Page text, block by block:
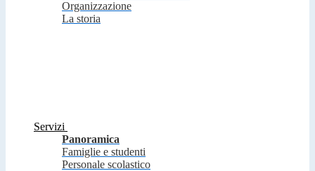
Organizzazione
La storia
Servizi
Panoramica
Famiglie e studenti
Personale scolastico